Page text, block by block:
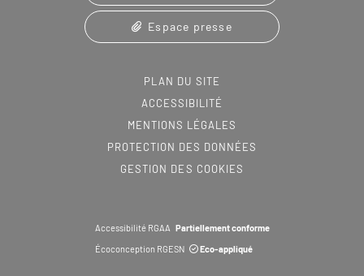
Espace presse
PLAN DU SITE
ACCESSIBILITÉ
MENTIONS LÉGALES
PROTECTION DES DONNÉES
GESTION DES COOKIES
Accessibilité RGAA Partiellement conforme
Écoconception RGESN
Eco-appliqué